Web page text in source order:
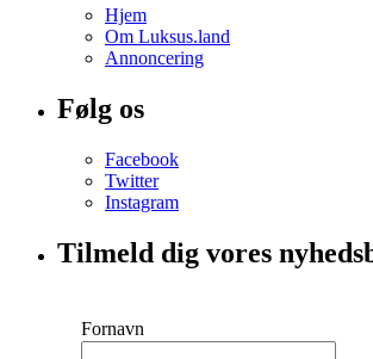
Hjem
Om Luksus.land
Annoncering
Følg os
Facebook
Twitter
Instagram
Tilmeld dig vores
Fornavn